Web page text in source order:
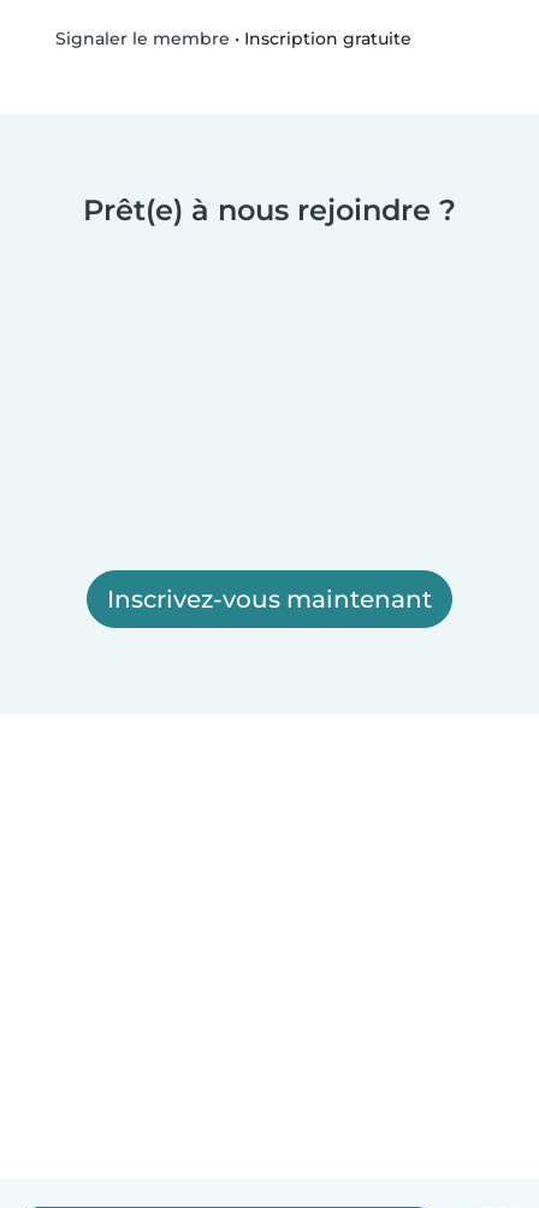
Signaler le membre • Inscription gratuite
Prêt(e) à nous rejoindre ?
Inscrivez-vous maintenant